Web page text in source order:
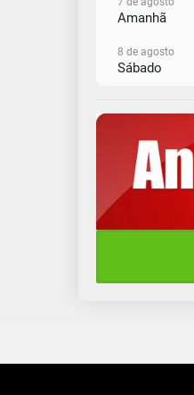
Amanhã
8 de agosto
Sábado
Domingo
10 de agosto
Segunda-Feira
11 de agosto